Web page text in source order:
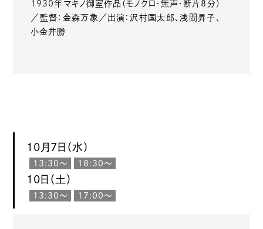
1930年マキノ御室作品（モノクロ・無声・断片8分）
／監督：金森万象／出演：沢村国太郎、浅間昇子、
小金井勝
10月7日（水）
13:30〜 18:30〜
10日（土）
13:30〜 17:00〜